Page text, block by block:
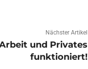
Nächster Artikel
und Privates
funktioniert!